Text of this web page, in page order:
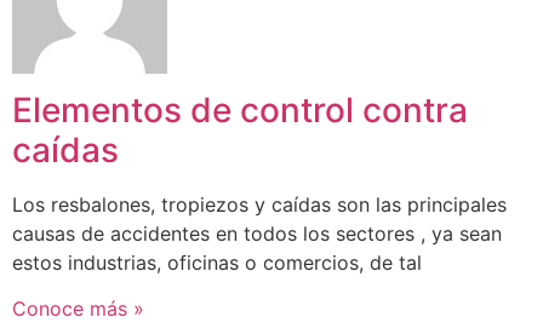
Elementos de control contra
caídas
Los resbalones, tropiezos y caídas son las principales
causas de accidentes en todos los sectores , ya sean
estos industrias, oficinas o comercios, de tal
Conoce más »